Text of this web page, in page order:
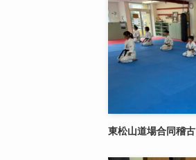
東松山道場合同稽古